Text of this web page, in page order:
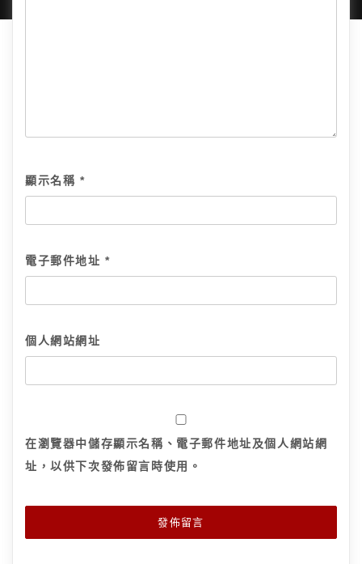
顯示名稱 *
電子郵件地址*
個人網站網址
在瀏覽器中儲存顯示名稱、電子郵件地址及個人網站網
址，以供下次發佈留言時使用。